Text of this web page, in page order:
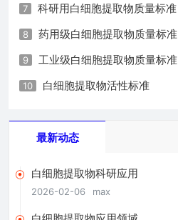
7 科研用白细胞提取物质量标准
8 药用级白细胞提取物质量标准
9 工业级白细胞提取物质量标准
10 白细胞提取物活性标准
最新动态
白细胞提取物科研应用
2026-02-06 max